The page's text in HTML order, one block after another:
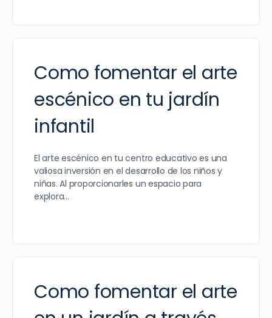
Como fomentar el arte
escénico en tu jardín
infantil
El arte escénico en tu centro educativo es una
valiosa inversión en el desarrollo de los niños y
niñas. Al proporcionarles un espacio para
explora…
Como fomentar el arte